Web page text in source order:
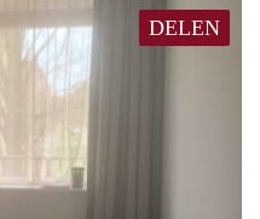
DELEN